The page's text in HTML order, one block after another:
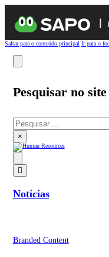
Saltar para o conteúdo principal Ir para o
Pesquisar no site
Pesquisar
×
Notícias
Branded Content